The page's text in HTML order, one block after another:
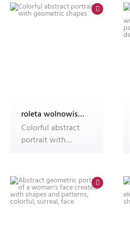
roleta wolnowisząca electro z nadrukiem
Colorful abstract
portrait with